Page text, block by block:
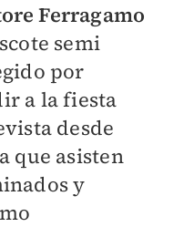
Ferragamo
semi
por
a la fiesta
desde
que asisten
y